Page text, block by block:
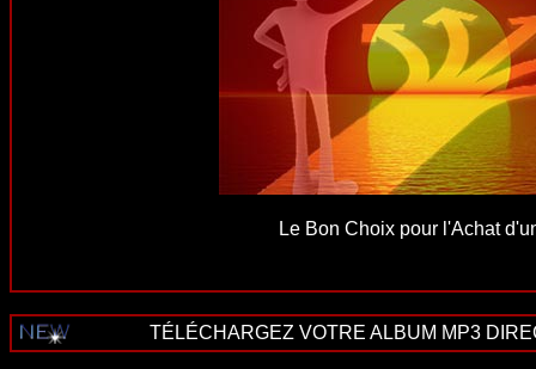
Le Bon Choix pour l'Achat
TÉLÉCHARGEZ VOTRE ALBUM MP3